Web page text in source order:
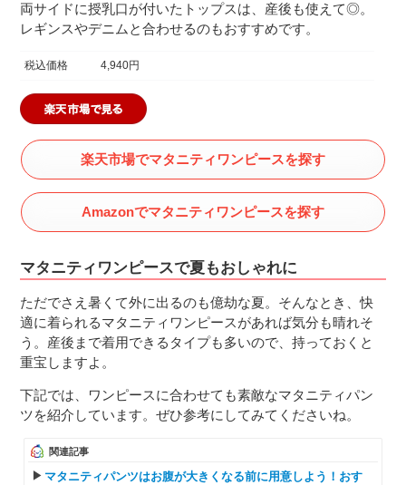
両サイドに授乳口が付いたトップスは、産後も使えて◎。
レギンスやデニムと合わせるのもおすすめです。
税込価格 4,940円
楽天市場でマタニティワンピースを探す
Amazonでマタニティワンピースを探す
マタニティワンピースで夏もおしゃれに
ただでさえ暑くて外に出るのも億劫な夏。そんなとき、快
適に着られるマタニティワンピースがあれば気分も晴れそ
う。産後まで着用できるタイプも多いので、持っておくと
重宝しますよ。
下記では、ワンピースに合わせても素敵なマタニティパン
ツを紹介しています。ぜひ参考にしてみてくださいね。
関連記事
マタニティパンツはお腹が大きくなる前に用意しよう！おす